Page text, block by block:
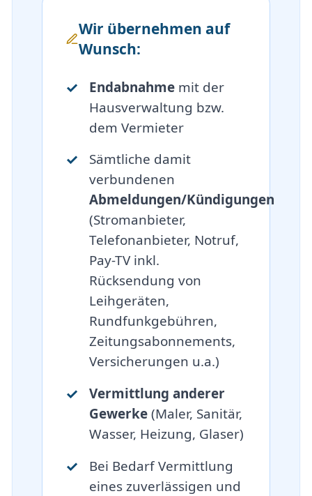
Wir übernehmen auf
Wunsch:
Endabnahmemit der
Hausverwaltung bzw.
dem Vermieter
Sämtliche damit
verbundenen
Abmeldungen/Kündigungen
(Stromanbieter,
Telefonanbieter, Notruf,
Pay-TV inkl.
Rücksendung von
Leihgeräten,
Rundfunkgebühren,
Zeitungsabonnements,
Versicherungen u.a.)
Vermittlung anderer
Gewerke(Maler, Sanitär,
Wasser, Heizung, Glaser)
Bei Bedarf Vermittlung
eines zuverlässigen und